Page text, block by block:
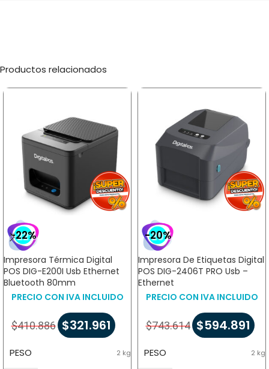
Productos relacionados
-22%
Impresora Térmica Digital
POS DIG-E200I Usb Ethernet
Bluetooth 80mm
PRECIO CON IVA INCLUIDO
$410.886 $321.961
PESO 2 kg
-20%
Impresora De Etiquetas Digital
POS DIG-2406T PRO Usb –
Ethernet
PRECIO CON IVA INCLUIDO
$743.614 $594.891
PESO 2 kg